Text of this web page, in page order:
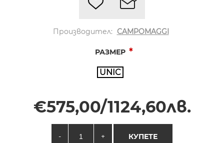
Производител: CAMPOMAGGI
РАЗМЕР *
UNIC
€575,00/1124,60лв.
- + КУПЕТЕ